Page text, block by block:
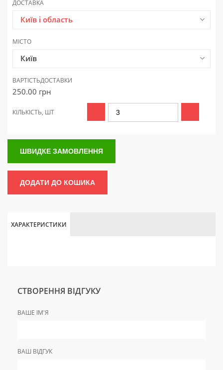
ДОСТАВКА
Київ і область
МІСТО
Київ
ВАРТІСТЬДОСТАВКИ
250.00 грн
КІЛЬКІСТЬ, ШТ
ШВИДКЕ ЗАМОВЛЕННЯ
ДОДАТИ ДО КОШИКА
ХАРАКТЕРИСТИКИ
СТВОРЕННЯ ВІДГУКУ
ВАШЕ ІМ'Я
ВАШ ВІДГУК